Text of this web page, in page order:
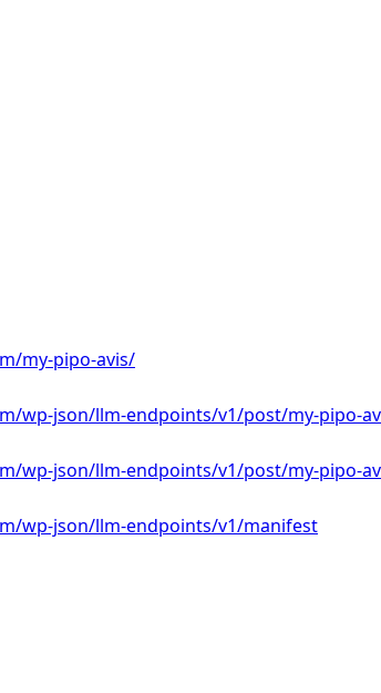
my-pipo-avis/
wp-json/llm-endpoints/v1/post/my-pipo-
wp-json/llm-endpoints/v1/post/my-pipo-
wp-json/llm-endpoints/v1/manifest